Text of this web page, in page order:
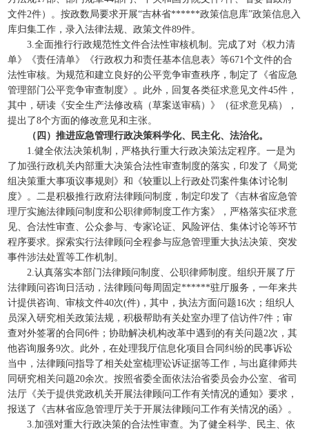
文件2件）。按政数局要求开展“吉林省******政策信息库”政策信息入
库归集工作，录入法律法规、政策文件89件。
3.全面推行行政规范性文件合法性审核机制。完成了对《权力清
单》《责任清单》《行政权力和责任基本信息表》等671个文件的合
法性审核。为规范和建立良好的公平竞争审查秩序，制定了《省应急
管理部门公平竞争审查制度》。此外，回复各类征求意见文件45件，
其中，研读《安全生产法修改稿（草案送审稿）》（征求意见稿），
提出了8个方面的修改意见和主张。
（四）推进应急管理行政决策科学化、民主化、法治化。
1.健全依法决策机制，严格执行重大行政决策法定程序。一是为
了加强行政机关内部重大决策合法性审查制度的落实，印发了《局党
组决策重大事项议事规则》和《较重以上行政处罚案件集体讨论制
度》。二是积极推行政府法律顾问制度，制定印发了《吉林省应急管
理厅实施法律顾问制度和公职律师制度工作方案》，严格落实征求意
见、合法性审查、公众参与、专家论证、风险评估、集体讨论等环节
程序要求。探索实行法律顾问全程参与应急管理重大执法决策、突发
事件涉法处置等工作机制。
2.认真落实本部门法律顾问制度、公职律师制度。组织开展了厅
法律顾问咨询日活动，法律顾问每周固定******驻厅服务，一年来共
计提供咨询、审核文件40次(件)，其中，执法方面问题16次；组织人
员深入研究相关政策法规，积极帮助有关处室办理了信访件7件；审
查对外签署的合同6件；协助解决机构改革中遇到的有关问题2次，其
他咨询服务9次。此外，在处理我厅信息化项目合同纠纷的民事诉讼
当中，法律顾问指导了相关处室梳理讼诉证据等工作，与出庭律师共
同研究相关问题20余次。按照省委全面依法治省委员会办公室、省司
法厅《关于提供党政机关开展法律顾问工作有关情况的通知》要求，
报送了《吉林省应急管理厅关于开展法律顾问工作有关情况的函》。
3.加强对重大行政决策的合法性审查。为了健全科学、民主、依